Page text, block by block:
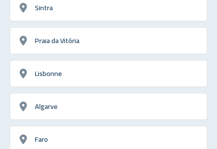
Sintra
Praia da Vitória
Lisbonne
Algarve
Faro